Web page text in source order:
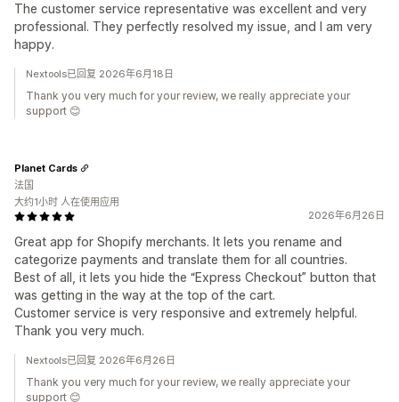
The customer service representative was excellent and very
professional. They perfectly resolved my issue, and I am very
happy.
Nextools已回复 2026年6月18日
Thank you very much for your review, we really appreciate your
support 😊
2026年6月26日
Great app for Shopify merchants. It lets you rename and
categorize payments and translate them for all countries.
Best of all, it lets you hide the “Express Checkout” button that
was getting in the way at the top of the cart.
Customer service is very responsive and extremely helpful.
Thank you very much.
Planet Cards
法国
大约1小时 人在使用应用
Nextools已回复 2026年6月26日
Thank you very much for your review, we really appreciate your
support 😊